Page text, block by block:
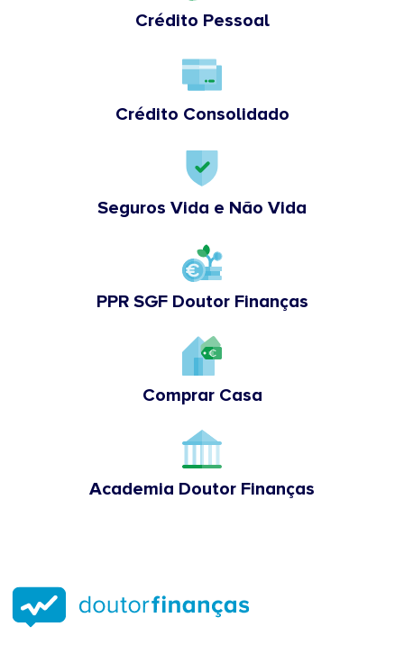
Crédito Pessoal
Crédito Consolidado
Seguros Vida e Não Vida
PPR SGF Doutor Finanças
Comprar Casa
Academia Doutor Finanças